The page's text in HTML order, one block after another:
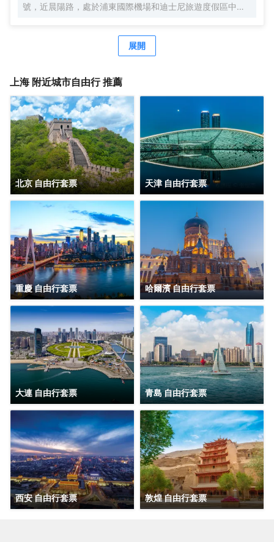
號，近晨陽路，處於浦東國際機場和迪士尼旅遊度假區中間
離浦東國際機場，僅有15分鐘車程。距離上海國際旅遊度假
區（迪士尼樂園），僅有20分鐘車程。可便捷到達地鐵2號
資源眾多，有上海新國際博覽中心、佛羅倫薩奧特萊斯購物
海旅遊區等。 酒店是錦江酒店（中國區）旗下的中端連鎖品
牌酒店，按照維也納國際5.0標準裝修，簡約時尚，整體風格
舒適典雅。客房寬敞明亮，房內布置精美，處處體現人性化
的理念。 酒店還有免費停車場、休閒茶吧、精品早餐、寬敞
會議室等，同時還為您提供24小時免費浦東機場接機（需預
約）等服務，賓客抵達浦東機場並取完行李聯繫當值司機
（13651944838），T1航站樓-三樓-3號門，T2航站樓-三
樓29號門，另酒店提供迪士尼樂園免費班車服務，送站時間
早上07：20一班車子送往迪士尼樂園，晚上第二場煙花結束
接回預計時間約22：00左右。是商務、休閒、會務的理想酒
店。
展開
上海 附近城市自由行 推薦
北京 自由行套票 天津 自由行套票
重慶 自由行套票 哈爾濱 自由行套票
大連 自由行套票 青島 自由行套票
西安 自由行套票 敦煌 自由行套票